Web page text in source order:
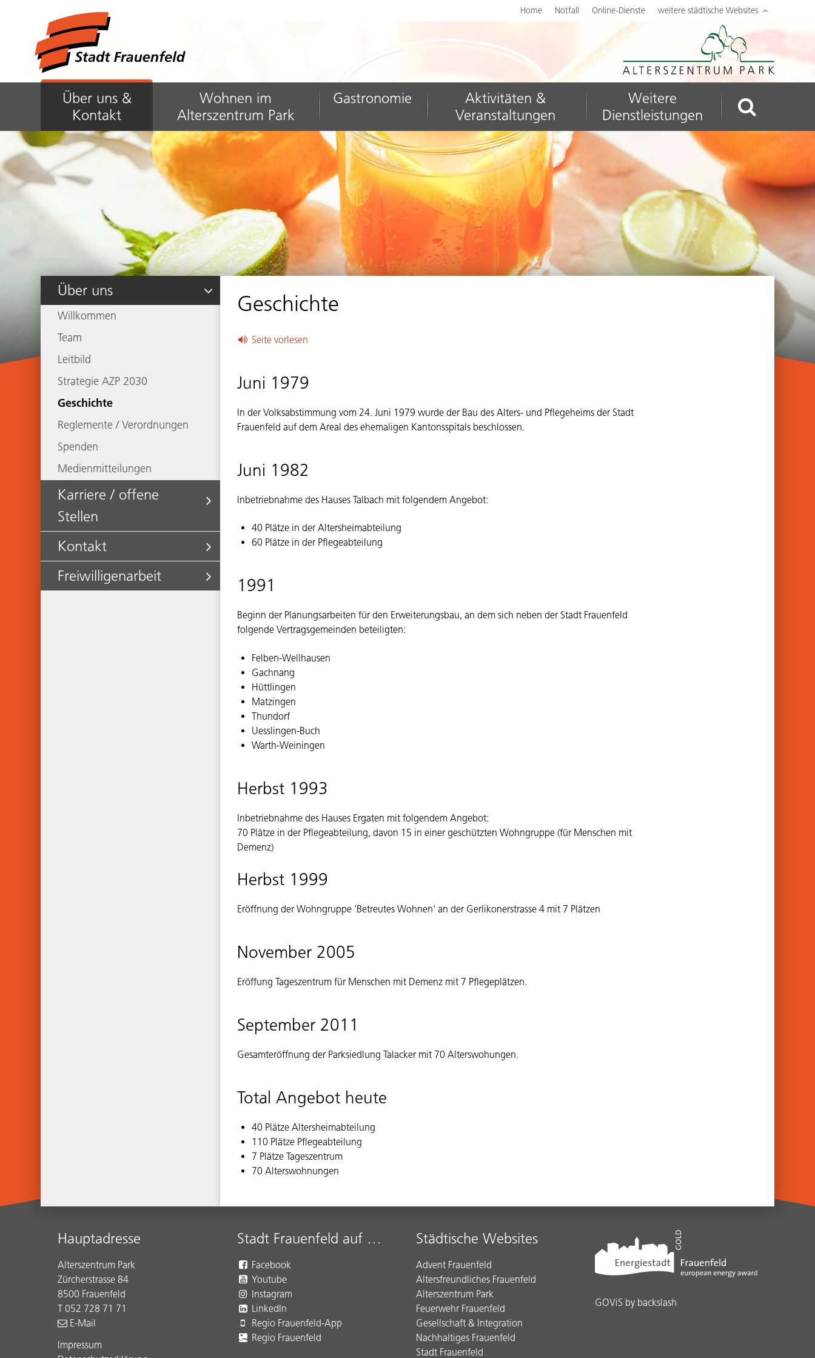
Navigieren in Frauenfeld
Schnellnavigation Home Notfall Online-Dienste weitere städtische Websites
Hauptnavigation
Über uns &
Kontakt
Wohnen im
Alterszentrum Park
Gastronomie
Aktivitäten &
Veranstaltungen
Weitere
Dienstleistungen
Suchbegriff
Subnavigation
Über uns
Willkommen
Team
Leitbild
Strategie AZP 2030
Geschichte
Reglemente / Verordnungen
Spenden
Medienmitteilungen
Karriere / offene
Stellen
Kontakt
Freiwilligenarbeit
Geschichte
Seite vorlesen
Juni 1979
In der Volksabstimmung vom 24. Juni 1979 wurde der Bau des Alters- und Pflegeheims der Stadt
Frauenfeld auf dem Areal des ehemaligen Kantonsspitals beschlossen.
Juni 1982
Inbetriebnahme des Hauses Talbach mit folgendem Angebot:
40 Plätze in der Altersheimabteilung
60 Plätze in der Pflegeabteilung
1991
Beginn der Planungsarbeiten für den Erweiterungsbau, an dem sich neben der Stadt Frauenfeld
folgende Vertragsgemeinden beteiligten:
Felben-Wellhausen
Gachnang
Hüttlingen
Matzingen
Thundorf
Uesslingen-Buch
Warth-Weiningen
Herbst 1993
Inbetriebnahme des Hauses Ergaten mit folgendem Angebot:
70 Plätze in der Pflegeabteilung, davon 15 in einer geschützten Wohngruppe (für Menschen mit
Demenz)
Herbst 1999
Eröffnung der Wohngruppe 'Betreutes Wohnen' an der Gerlikonerstrasse 4 mit 7 Plätzen
November 2005
Eröffung Tageszentrum für Menschen mit Demenz mit 7 Pflegeplätzen.
September 2011
Gesamteröffnung der Parksiedlung Talacker mit 70 Alterswohungen.
Total Angebot heute
40 Plätze Altersheimabteilung
110 Plätze Pflegeabteilung
7 Plätze Tageszentrum
70 Alterswohnungen
Hauptadresse
Alterszentrum Park
Zürcherstrasse 84
8500 Frauenfeld
T 052 728 71 71
E-Mail
Impressum
Stadt Frauenfeld auf …
Facebook
Youtube
Instagram
LinkedIn
Regio Frauenfeld-App
Regio Frauenfeld
Städtische Websites
Advent Frauenfeld
Altersfreundliches Frauenfeld
Alterszentrum Park
Feuerwehr Frauenfeld
Gesellschaft & Integration
Nachhaltiges Frauenfeld
Stadt Frauenfeld
GOViS by backslash